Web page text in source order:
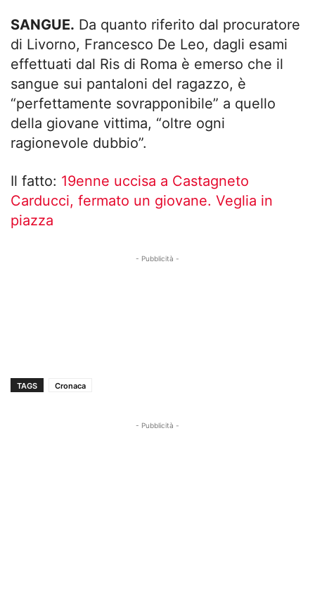
SANGUE. Da quanto riferito dal procuratore
di Livorno, Francesco De Leo, dagli esami
effettuati dal Ris di Roma è emerso che il
sangue sui pantaloni del ragazzo, è
“perfettamente sovrapponibile” a quello
della giovane vittima, “oltre ogni
ragionevole dubbio”.
Il fatto: 19enne uccisa a Castagneto
Carducci, fermato un giovane. Veglia in
piazza
- Pubblicità -
TAGS Cronaca
- Pubblicità -